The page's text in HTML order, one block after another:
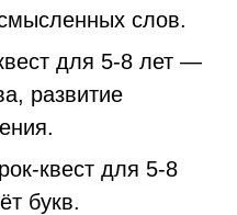
слов.
для 5-8 лет —
развитие
квест для 5-8
букв.